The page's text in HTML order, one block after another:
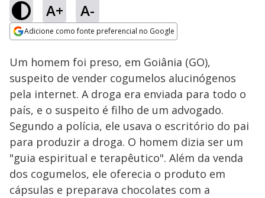
A+ A-
Adicione como fonte preferencial no Google
edição do JR 24 Horas
desta sexta (7)
Ativar
100.00%
Um homem foi preso, em Goiânia (GO),
suspeito de vender cogumelos alucinógenos
pela internet. A droga era enviada para todo o
país, e o suspeito é filho de um advogado.
Segundo a polícia, ele usava o escritório do pai
para produzir a droga. O homem dizia ser um
"guia espiritual e terapêutico". Além da venda
dos cogumelos, ele oferecia o produto em
cápsulas e preparava chocolates com a